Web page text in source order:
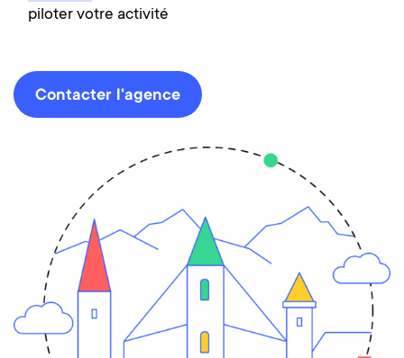
piloter votre activité
Contacter l'agence